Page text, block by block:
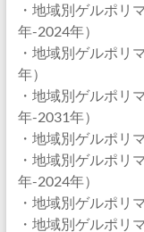
・地域別ゲルポリ
年-2024年）
・地域別ゲルポリ
年）
・地域別ゲルポリ
年-2031年）
・地域別ゲルポリ
・地域別ゲルポリ
年-2024年）
・地域別ゲルポリ
・地域別ゲルポリ